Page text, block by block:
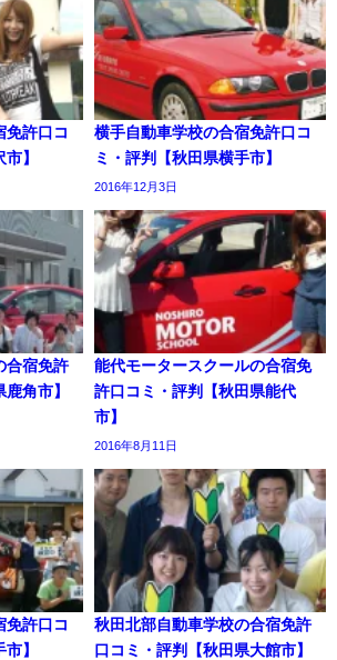
免許口コ
】
横手自動車学校の合宿免許口コ
ミ・評判【秋田県横手市】
2016年12月3日
合宿免許
角市】
能代モータースクールの合宿免
許口コミ・評判【秋田県能代
市】
2016年8月11日
免許口コ
】
秋田北部自動車学校の合宿免許
口コミ・評判【秋田県大館市】